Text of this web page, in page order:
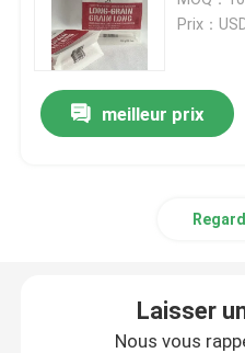
Pochette d'emballage de
Emballage stratifié Rolls
Pochettes d'emballage
Prix：
meilleur prix
Laisser
Nous vous